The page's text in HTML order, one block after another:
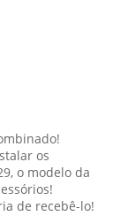
os
o modelo da
de recebê-lo!